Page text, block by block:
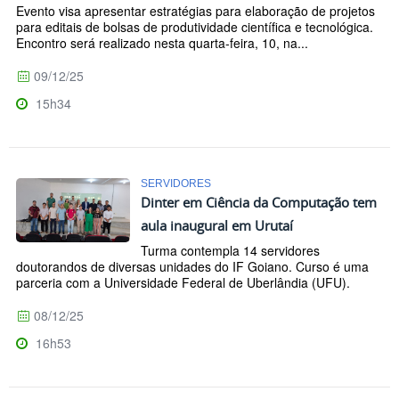
Evento visa apresentar estratégias para elaboração de projetos
para editais de bolsas de produtividade científica e tecnológica.
Encontro será realizado nesta quarta-feira, 10, na...
09/12/25
15h34
SERVIDORES
Dinter em Ciência da Computação tem
aula inaugural em Urutaí
Turma contempla 14 servidores
doutorandos de diversas unidades do IF Goiano. Curso é uma
parceria com a Universidade Federal de Uberlândia (UFU).
08/12/25
16h53